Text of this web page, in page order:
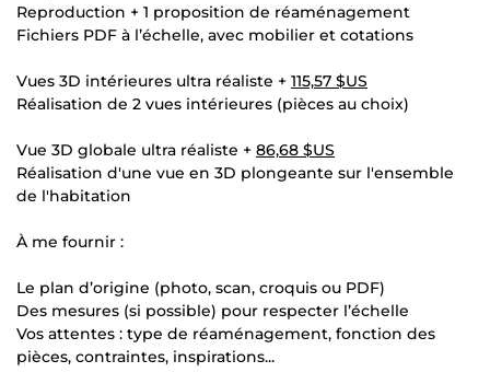
Reproduction + 1 proposition de réaménagement
Fichiers PDF à l’échelle, avec mobilier et cotations
Vues 3D intérieures ultra réaliste + 115,57 $US
Réalisation de 2 vues intérieures (pièces au choix)
Vue 3D globale ultra réaliste + 86,68 $US
Réalisation d'une vue en 3D plongeante sur l'ensemble
de l'habitation
À me fournir :
Le plan d’origine (photo, scan, croquis ou PDF)
Des mesures (si possible) pour respecter l’échelle
Vos attentes : type de réaménagement, fonction des
pièces, contraintes, inspirations...